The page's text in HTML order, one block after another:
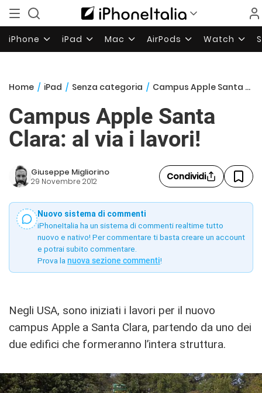
iPhone iPad Mac AirPods Watch
Home / iPad / Senza categoria / Campus Apple Santa Clara: al via i lavori!
Campus Apple Santa
Clara: al via i lavori!
Giuseppe Migliorino
29 Novembre 2012 Condividi
Nuovo sistema di commenti
iPhoneItalia ha un sistema di commenti realtime tutto
nuovo e nativo! Per commentare ti basta creare un account
e potrai subito commentare.
Prova la nuova sezione commenti!
Negli USA, sono iniziati i lavori per il nuovo
campus Apple a Santa Clara, partendo da uno dei
due edifici che formeranno l’intera struttura.